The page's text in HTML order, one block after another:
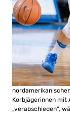
Korbjägerinnen mit
„verabschieden“,